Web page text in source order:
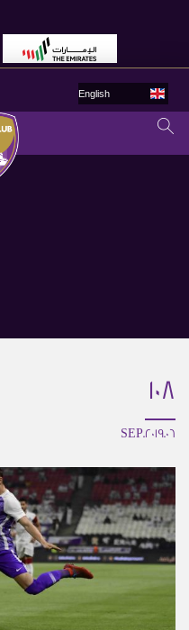
English
108
06.SEP.2019